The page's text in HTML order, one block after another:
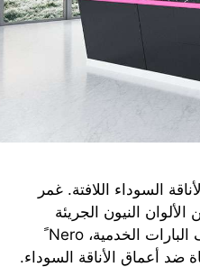
السوداء اللافتة. غمر
النیون الجریئة
Nero نقدم لكم مطابخ” تعریف البارات الخدمیة، Nero ً
ضد أعماق الأناقة السوداء.